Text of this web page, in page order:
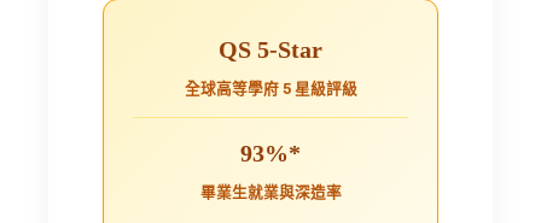
QS 5-Star
全球高等學府 5 星級評級
93%*
畢業生就業與深造率